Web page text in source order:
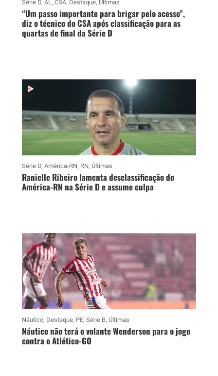
Série D, AL, CSA, Destaque, Últimas
“Um passo importante para brigar pelo acesso”,
diz o técnico do CSA após classificação para as
quartas de final da Série D
Série D, América-RN, RN, Últimas
Ranielle Ribeiro lamenta desclassificação do
América-RN na Série D e assume culpa
Náutico, Destaque, PE, Série B, Últimas
Náutico não terá o volante Wenderson para o jogo
contra o Atlético-GO